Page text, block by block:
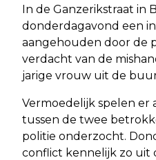
In de Ganzerikstraat in
donderdagavond een
aangehouden door de
verdacht van de
jarige vrouw uit de
Vermoedelijk spelen er
tussen de twee
politie onderzocht.
conflict kennelijk zo uit